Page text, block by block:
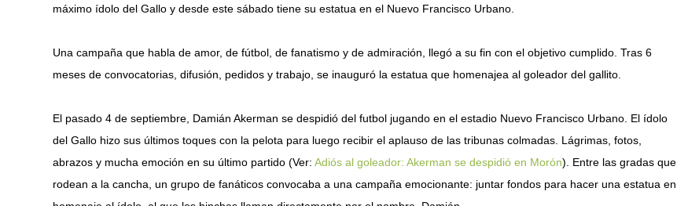
máximo ídolo del Gallo y desde este sábado tiene su estatua en el Nuevo Francisco Urbano.
Una campaña que habla de amor, de fútbol, de fanatismo y de admiración, llegó a su fin con el objetivo cumplido. Tras 6
meses de convocatorias, difusión, pedidos y trabajo, se inauguró la estatua que homenajea al goleador del gallito.
El pasado 4 de septiembre, Damián Akerman se despidió del futbol jugando en el estadio Nuevo Francisco Urbano. El ídolo
del Gallo hizo sus últimos toques con la pelota para luego recibir el aplauso de las tribunas colmadas. Lágrimas, fotos,
abrazos y mucha emoción en su último partido (Ver:Adiós al goleador: Akerman se despidió en Morón). Entre las gradas que
rodean a la cancha, un grupo de fanáticos convocaba a una campaña emocionante: juntar fondos para hacer una estatua en